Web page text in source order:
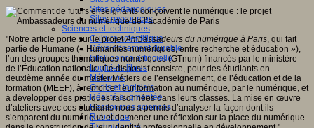
Sites pédagogiques
Sites ressources
Sciences et techniques
Culture scientifique
Développement durable
Intelligence artificielle
Logiciels libres
Métavers
Outils et logiciels
Réalité augmentée
Ressources sciences
Robotique
"Notre article porte sur le projetAmbassadeurs du numérique à Paris , qui fait
partie de Humane (« Humanités numériques, entre recherche et éducation »),
l’un des groupes thématiques numériques (GTnum) financés par le ministère
de l’Éducation nationale. Ce dispositif consiste, pour des étudiants en
deuxième année du master Métiers de l’enseignement, de l’éducation et de la
formation (MEEF), à renforcer leur formation au numérique, par le numérique, et
à développer des pratiques raisonnées dans leurs classes. La mise en œuvre
d’ateliers avec ces étudiants nous a permis d’analyser la façon dont ils
s’emparent du numérique et de mener une réflexion sur la place du numérique